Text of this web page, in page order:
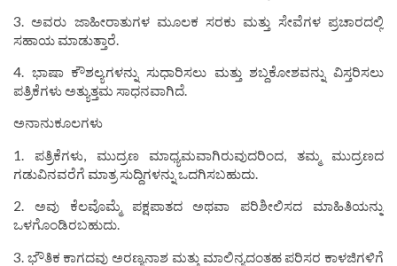
3. ಅವರು ಜಾಹೀರಾತುಗಳ ಮೂಲಕ ಸರಕು ಮತ್ತು ಸೇವೆಗಳ ಪ್ರಚಾರದಲ್ಲಿ
ಸಹಾಯ ಮಾಡುತ್ತಾರೆ.
4. ಭಾಷಾ ಕೌಶಲ್ಯಗಳನ್ನು ಸುಧಾರಿಸಲು ಮತ್ತು ಶಬ್ದಕೋಶವನ್ನು ವಿಸ್ತರಿಸಲು
ಪತ್ರಿಕೆಗಳು ಅತ್ಯುತ್ತಮ ಸಾಧನವಾಗಿದೆ.
ಅನಾನುಕೂಲಗಳು
1. ಪತ್ರಿಕೆಗಳು, ಮುದ್ರಣ ಮಾಧ್ಯಮವಾಗಿರುವುದರಿಂದ, ತಮ್ಮ ಮುದ್ರಣದ
ಗಡುವಿನವರೆಗೆ ಮಾತ್ರ ಸುದ್ದಿಗಳನ್ನು ಒದಗಿಸಬಹುದು.
2. ಅವು ಕೆಲವೊಮ್ಮೆ ಪಕ್ಷಪಾತದ ಅಥವಾ ಪರಿಶೀಲಿಸದ ಮಾಹಿತಿಯನ್ನು
ಒಳಗೊಂಡಿರಬಹುದು.
3. ಭೌತಿಕ ಕಾಗದವು ಅರಣ್ಯನಾಶ ಮತ್ತು ಮಾಲಿನ್ಯದಂತಹ ಪರಿಸರ ಕಾಳಜಿಗಳಿಗೆ